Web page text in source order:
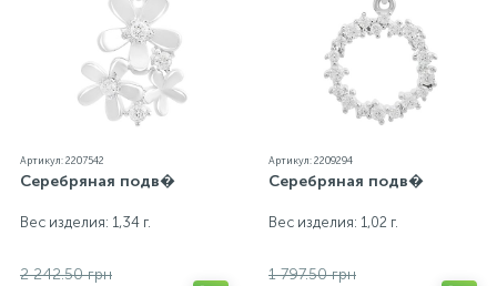
Артикул: 2207542
Серебряная подв�
Вес изделия: 1,34 г.
2 242.50 грн
Артикул: 2209294
Серебряная подв�
Вес изделия: 1,02 г.
1 797.50 грн